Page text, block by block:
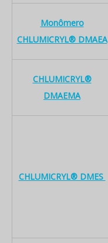
Monômero
CHLUMICRYL® DMAEA
CHLUMICRYL®
DMAEMA
CHLUMICRYL® DMES